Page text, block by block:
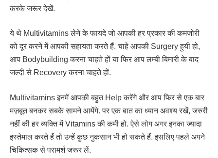
करके जरूर देखें.
ये थे Multivitamins लेने के फायदे जो आपकी हर प्रकार की कमजोरी
को दूर करने में आपकी सहायता करते हैं. चाहे आपकी Surgery हुयी हो,
आप Bodybuilding करना चाहते हों या फिर आप लम्बी बिमारी के बाद
जल्दी से Recovery करना चाहते हों.
Multivitamins इनमें आपकी बहुत Help करेंगे और आप फिर से एक बार
मज़बूत बनकर सबके सामने आयेंगे. पर एक बात का ध्यान अवश्य रखें, जरुरी
नहीं की हर व्यक्ति में Vitamins की कमी हो. ऐसे लोग अगर इनका ज्यादा
इस्तेमाल करते हैं तो उन्हें कुछ नुकसान भी हो सकते हैं. इसलिए पहले अपने
चिकित्सक से परामर्श जरूर लें.